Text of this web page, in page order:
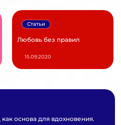
Любовь без правил
Статьи
15.09.2020
основа для вдохновения.